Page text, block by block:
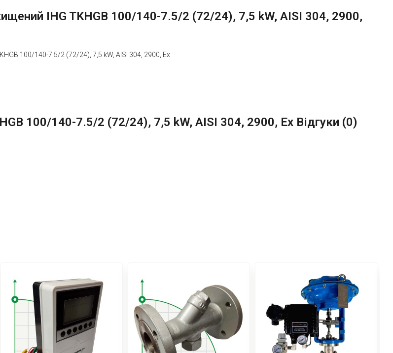
IHG TKHGB 100/140-7.5/2 (72/24), 7,5 kW, AISI 304, 2900,
100/140-7.5/2 (72/24), 7,5 kW, AISI 304, 2900, Ex
100/140-7.5/2 (72/24), 7,5 kW, AISI 304, 2900, Ex Відгуки (0)